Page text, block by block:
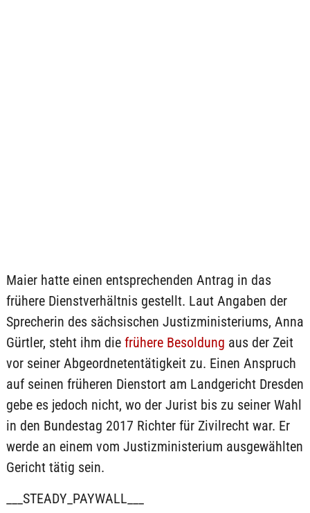
Maier hatte einen entsprechenden Antrag in das
frühere Dienstverhältnis gestellt. Laut Angaben der
Sprecherin des sächsischen Justizministeriums, Anna
Gürtler, steht ihm die frühere Besoldung aus der Zeit
vor seiner Abgeordnetentätigkeit zu. Einen Anspruch
auf seinen früheren Dienstort am Landgericht Dresden
gebe es jedoch nicht, wo der Jurist bis zu seiner Wahl
in den Bundestag 2017 Richter für Zivilrecht war. Er
werde an einem vom Justizministerium ausgewählten
Gericht tätig sein.
___STEADY_PAYWALL___